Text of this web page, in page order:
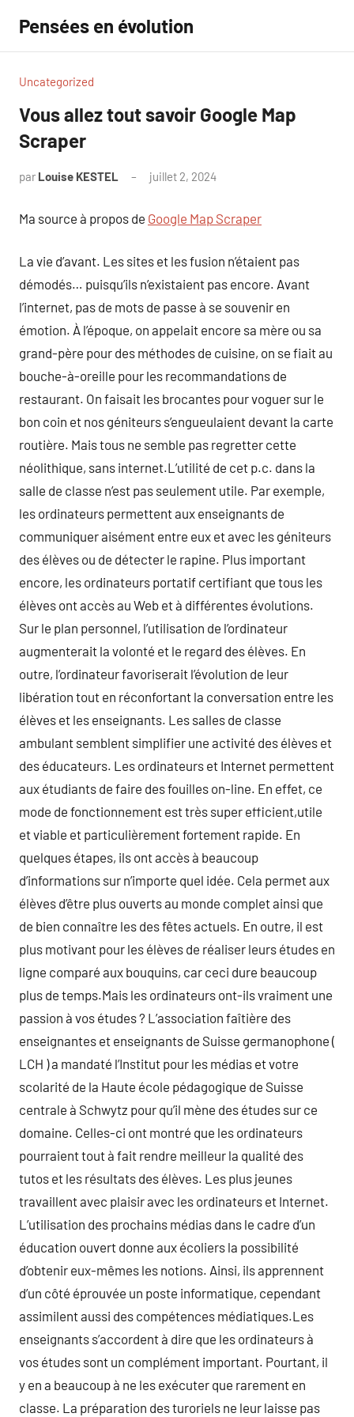
contenu
Pensées en évolution
Uncategorized
Vous allez tout savoir Google Map
Scraper
par Louise KESTEL juillet 2, 2024
Ma source à propos de Google Map Scraper
La vie d’avant. Les sites et les fusion n’étaient pas
démodés… puisqu’ils n’existaient pas encore. Avant
l’internet, pas de mots de passe à se souvenir en
émotion. À l’époque, on appelait encore sa mère ou sa
grand-père pour des méthodes de cuisine, on se fiait au
bouche-à-oreille pour les recommandations de
restaurant. On faisait les brocantes pour voguer sur le
bon coin et nos géniteurs s’engueulaient devant la carte
routière. Mais tous ne semble pas regretter cette
néolithique, sans internet.L’utilité de cet p.c. dans la
salle de classe n’est pas seulement utile. Par exemple,
les ordinateurs permettent aux enseignants de
communiquer aisément entre eux et avec les géniteurs
des élèves ou de détecter le rapine. Plus important
encore, les ordinateurs portatif certifiant que tous les
élèves ont accès au Web et à différentes évolutions.
Sur le plan personnel, l’utilisation de l’ordinateur
augmenterait la volonté et le regard des élèves. En
outre, l’ordinateur favoriserait l’évolution de leur
libération tout en réconfortant la conversation entre les
élèves et les enseignants. Les salles de classe
ambulant semblent simplifier une activité des élèves et
des éducateurs. Les ordinateurs et Internet permettent
aux étudiants de faire des fouilles on-line. En effet, ce
mode de fonctionnement est très super efficient,utile
et viable et particulièrement fortement rapide. En
quelques étapes, ils ont accès à beaucoup
d’informations sur n’importe quel idée. Cela permet aux
élèves d’être plus ouverts au monde complet ainsi que
de bien connaître les des fêtes actuels. En outre, il est
plus motivant pour les élèves de réaliser leurs études en
ligne comparé aux bouquins, car ceci dure beaucoup
plus de temps.Mais les ordinateurs ont-ils vraiment une
passion à vos études ? L’association faîtière des
enseignantes et enseignants de Suisse germanophone (
LCH ) a mandaté l’Institut pour les médias et votre
scolarité de la Haute école pédagogique de Suisse
centrale à Schwytz pour qu’il mène des études sur ce
domaine. Celles-ci ont montré que les ordinateurs
pourraient tout à fait rendre meilleur la qualité des
tutos et les résultats des élèves. Les plus jeunes
travaillent avec plaisir avec les ordinateurs et Internet.
L’utilisation des prochains médias dans le cadre d’un
éducation ouvert donne aux écoliers la possibilité
d’obtenir eux-mêmes les notions. Ainsi, ils apprennent
d’un côté éprouvée un poste informatique, cependant
assimilent aussi des compétences médiatiques.Les
enseignants s’accordent à dire que les ordinateurs à
vos études sont un complément important. Pourtant, il
y en a beaucoup à ne les exécuter que rarement en
classe. La préparation des turoriels ne leur laisse pas